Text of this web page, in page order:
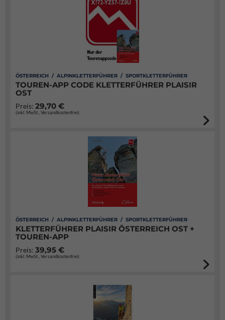
ÖSTERREICH / ALPINKLETTERFÜHRER / SPORTKLETTERFÜHRER
TOUREN-APP CODE KLETTERFÜHRER PLAISIR
OST
Preis: 29,70 €
(inkl. MwSt., Versandkostenfrei)
ÖSTERREICH / ALPINKLETTERFÜHRER / SPORTKLETTERFÜHRER
KLETTERFÜHRER PLAISIR ÖSTERREICH OST +
TOUREN-APP
Preis: 39,95 €
(inkl. MwSt., Versandkostenfrei)